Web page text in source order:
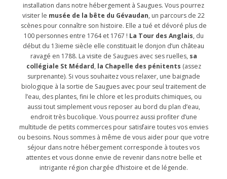
installation dans notre hébergement à Saugues. Vous pourrez
visiter le musée de la bête du Gévaudan, un parcours de 22
scènes pour connaître son histoire. Elle a tué et dévoré plus de
100 personnes entre 1764 et 1767 ! La Tour des Anglais, du
début du 13ieme siècle elle constituait le donjon d’un château
ravagé en 1788. La visite de Saugues avec ses ruelles, sa
collégiale St Médard, la Chapelle des pénitents (assez
surprenante). Si vous souhaitez vous relaxer, une baignade
biologique à la sortie de Saugues avec pour seul traitement de
l’eau, des plantes, fini le chlore et les produits chimiques, ou
aussi tout simplement vous reposer au bord du plan d’eau,
endroit très bucolique. Vous pourrez aussi profiter d’une
multitude de petits commerces pour satisfaire toutes vos envies
ou besoins. Nous sommes à même de vous aider pour que votre
séjour dans notre hébergement corresponde à toutes vos
attentes et vous donne envie de revenir dans notre belle et
intrigante région chargée d’histoire et de légende.